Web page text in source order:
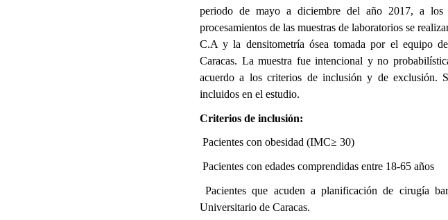
periodo de mayo a diciembre del año 2017, a
procesamientos de las muestras de laboratorios se
C.A y la densitometría ósea tomada por el equipo
Caracas. La muestra fue intencional y no
acuerdo a los criterios de inclusión y de exclusión.
incluidos en el estudio.
Criterios de inclusión:
Pacientes con obesidad (IMC≥ 30)
Pacientes con edades comprendidas entre 18-65 años
Pacientes que acuden a planificación de cirugía
Universitario de Caracas.